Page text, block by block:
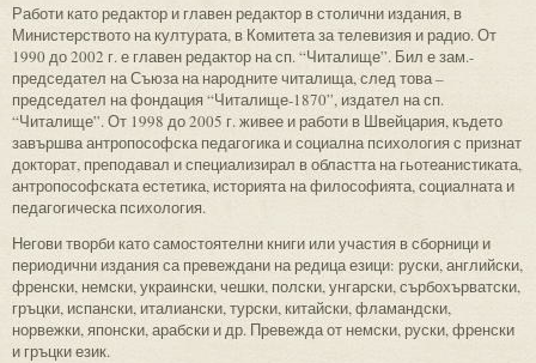
Работи като редактор и главен редактор в столични издания, в
Министерството на културата, в Комитета за телевизия и радио. От
1990 до 2002 г. е главен редактор на сп. “Читалище”. Бил е зам.-
председател на Съюза на народните читалища, след това –
председател на фондация “Читалище-1870”, издател на сп.
“Читалище”. От 1998 до 2005 г. живее и работи в Швейцария, където
завършва антропософска педагогика и социална психология с признат
докторат, преподавал и специализирал в областта на гьотеанистиката,
антропософската естетика, историята на философията, социалната и
педагогическа психология.
Негови творби като самостоятелни книги или участия в сборници и
периодични издания са превеждани на редица езици: руски, английски,
френски, немски, украински, чешки, полски, унгарски, сърбохърватски,
гръцки, испански, италиански, турски, китайски, фламандски,
норвежки, японски, арабски и др. Превежда от немски, руски, френски
и гръцки език.